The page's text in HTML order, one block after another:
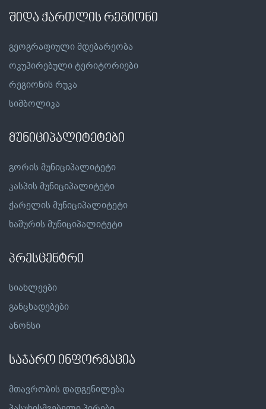
შიდა ქართლის რეგიონი
გეოგრაფიული მდებარეობა
ოკუპირებული ტერიტორიები
რეგიონის რუკა
სიმბოლიკა
მუნიციპალიტეტები
გორის მუნიციპალიტეტი
კასპის მუნიციპალიტეტი
ქარელის მუნიციპალიტეტი
ხაშურის მუნიციპალიტეტი
პრესცენტრი
სიახლეები
განცხადებები
ანონსი
საჯარო ინფორმაცია
მთავრობის დადგენილება